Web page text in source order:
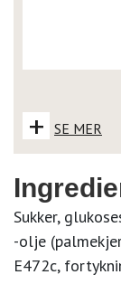
+ SE MER
Sukker,
-olje
E472c,